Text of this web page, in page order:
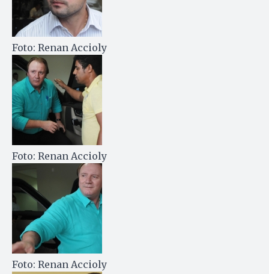
Foto: Renan Accioly
Foto: Renan Accioly
Foto: Renan Accioly